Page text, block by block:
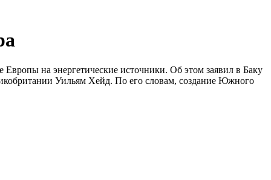
на энергетические источники. Об этом заявил в Баку
Уильям Хейд. По его словам, создание Южного